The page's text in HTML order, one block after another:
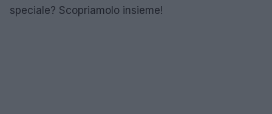
speciale? Scopriamolo insieme!